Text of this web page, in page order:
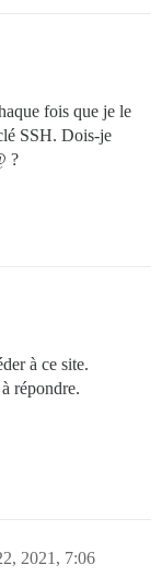
fois que je le
SSH. Dois-je
?
à ce site.
répondre.
2021, 7:06